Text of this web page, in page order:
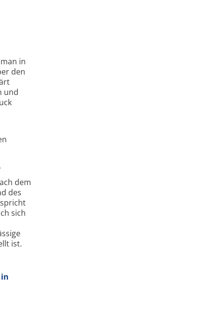
in
den
und
dem
des
sich
ist.